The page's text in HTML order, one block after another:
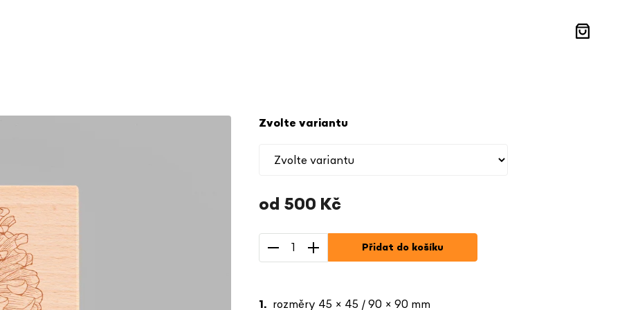
od 500 Kč
cena:
Zvolte variantu
Přidat do košíku
rozměry 45 × 45 / 90 × 90 mm